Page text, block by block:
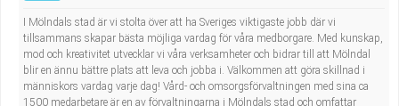
I Mölndals stad är vi stolta över att ha Sveriges viktigaste jobb där vi
tillsammans skapar bästa möjliga vardag för våra medborgare. Med kunskap,
mod och kreativitet utvecklar vi våra verksamheter och bidrar till att Mölndal
blir en ännu bättre plats att leva och jobba i. Välkommen att göra skillnad i
människors vardag varje dag! Vård- och omsorgsförvaltningen med sina ca
1500 medarbetare är en av förvaltningarna i Mölndals stad och omfattar